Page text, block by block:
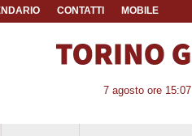
CONTATTI MOBILE
7 agosto ore 15:07